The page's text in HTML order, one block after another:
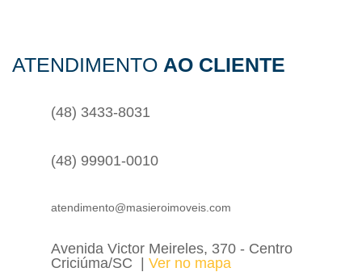
ATENDIMENTO AO CLIENTE
(48) 3433-8031
(48) 99901-0010
atendimento@masieroimoveis.com
Avenida Victor Meireles, 370 - Centro
Criciúma/SC
Ver no mapa